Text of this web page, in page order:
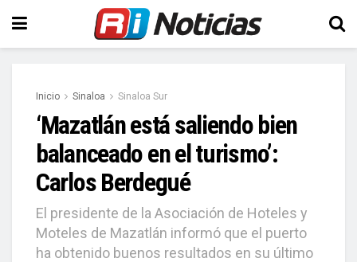
Inicio Sinaloa Sinaloa Sur
‘Mazatlán está saliendo bien
balanceado en el turismo’:
Carlos Berdegué
El presidente de la Asociación de Hoteles y
Moteles de Mazatlán informó que el puerto
ha obtenido buenos resultados en su último